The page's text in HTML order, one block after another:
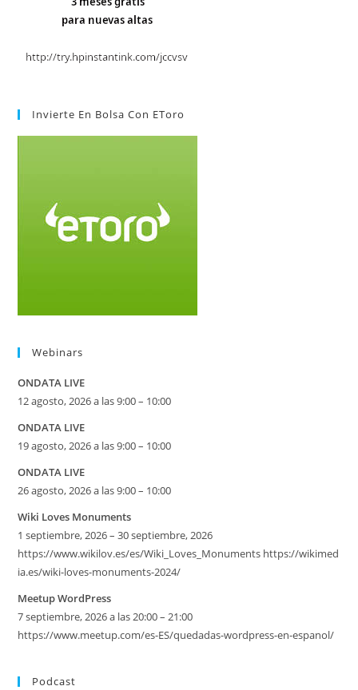
Invierte En Bolsa Con EToro
Webinars
ONDATA LIVE
12 agosto, 2026 a las 9:00 – 10:00
ONDATA LIVE
19 agosto, 2026 a las 9:00 – 10:00
ONDATA LIVE
26 agosto, 2026 a las 9:00 – 10:00
Wiki Loves Monuments
1 septiembre, 2026 – 30 septiembre, 2026
https://www.wikilov.es/es/Wiki_Loves_Monuments https://wikimed
ia.es/wiki-loves-monuments-2024/
Meetup WordPress
7 septiembre, 2026 a las 20:00 – 21:00
https://www.meetup.com/es-ES/quedadas-wordpress-en-espanol/
Podcast